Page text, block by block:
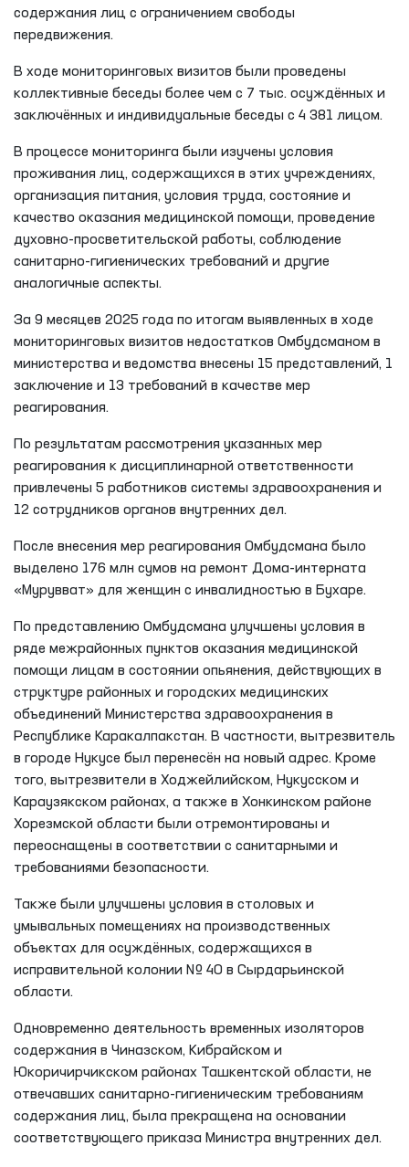
содержания лиц с ограничением свободы
передвижения.
В ходе мониторинговых визитов были проведены
коллективные беседы более чем с 7 тыс. осуждённых и
заключённых и индивидуальные беседы с 4 381 лицом.
В процессе мониторинга были изучены условия
проживания лиц, содержащихся в этих учреждениях,
организация питания, условия труда, состояние и
качество оказания медицинской помощи, проведение
духовно-просветительской работы, соблюдение
санитарно-гигиенических требований и другие
аналогичные аспекты.
За 9 месяцев 2025 года по итогам выявленных в ходе
мониторинговых визитов недостатков Омбудсманом в
министерства и ведомства внесены 15 представлений, 1
заключение и 13 требований в качестве мер
реагирования.
По результатам рассмотрения указанных мер
реагирования к дисциплинарной ответственности
привлечены 5 работников системы здравоохранения и
12 сотрудников органов внутренних дел.
После внесения мер реагирования Омбудсмана было
выделено 176 млн сумов на ремонт Дома-интерната
«Мурувват» для женщин с инвалидностью в Бухаре.
По представлению Омбудсмана улучшены условия в
ряде межрайонных пунктов оказания медицинской
помощи лицам в состоянии опьянения, действующих в
структуре районных и городских медицинских
объединений Министерства здравоохранения в
Республике Каракалпакстан. В частности, вытрезвитель
в городе Нукусе был перенесён на новый адрес. Кроме
того, вытрезвители в Ходжейлийском, Нукусском и
Караузякском районах, а также в Хонкинском районе
Хорезмской области были отремонтированы и
переоснащены в соответствии с санитарными и
требованиями безопасности.
Также были улучшены условия в столовых и
умывальных помещениях на производственных
объектах для осуждённых, содержащихся в
исправительной колонии № 40 в Сырдарьинской
области.
Одновременно деятельность временных изоляторов
содержания в Чиназском, Кибрайском и
Юкоричирчикском районах Ташкентской области, не
отвечавших санитарно-гигиеническим требованиям
содержания лиц, была прекращена на основании
соответствующего приказа Министра внутренних дел.